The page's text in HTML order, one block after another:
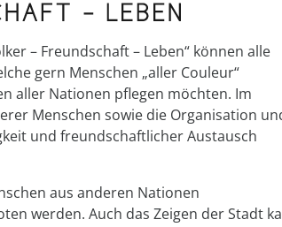
– Freundschaft – Leben“ können alle
gern Menschen „aller Couleur“
aller Nationen pflegen möchten. Im
Menschen sowie die Organisation
und freundschaftlicher Austausch
aus anderen Nationen
werden. Auch das Zeigen der Stadt